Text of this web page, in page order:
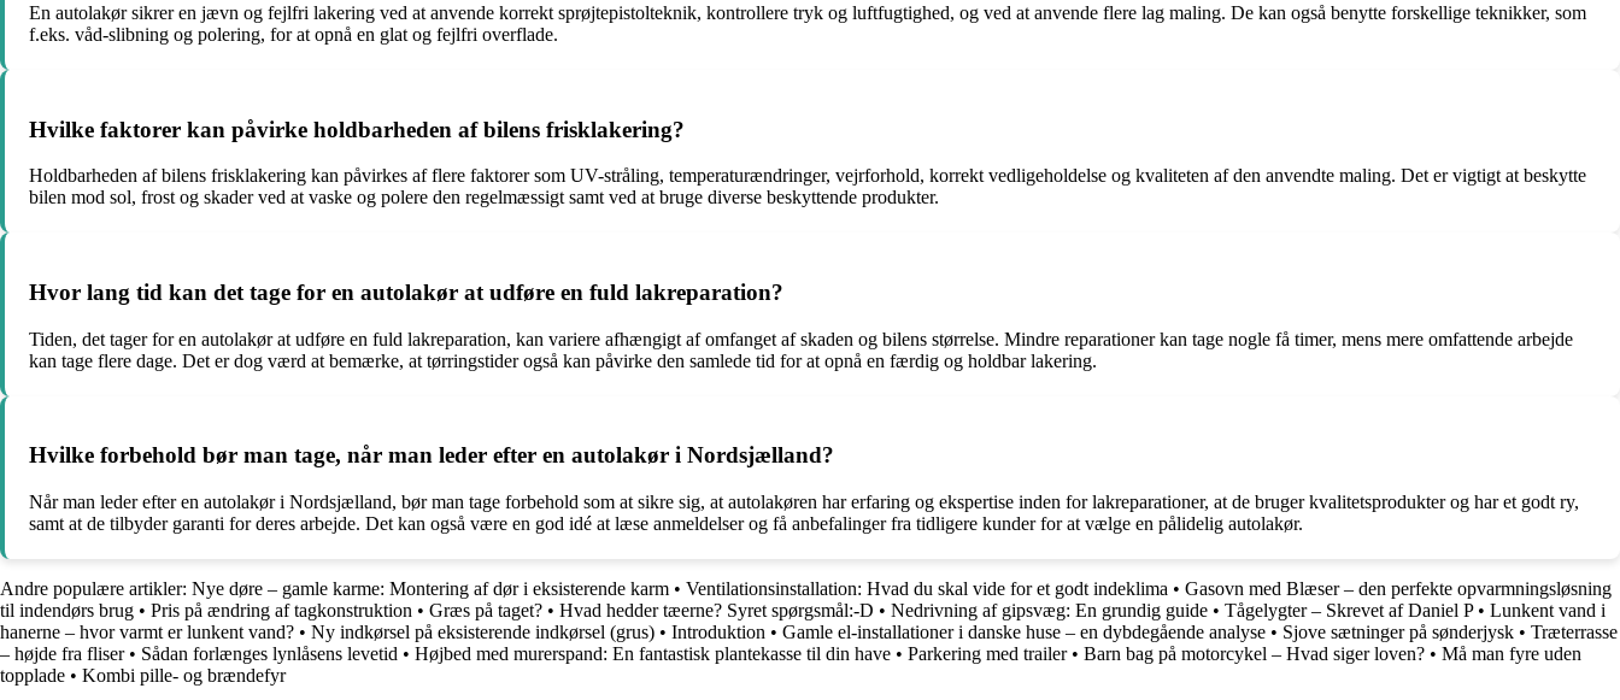
En autolakør sikrer en jævn og fejlfri lakering ved at anvende korrekt sprøjtepistolteknik, kontrollere tryk og luftfugtighed, og ved at anvende flere lag maling. De kan også benytte forskellige teknikker, som
f.eks. våd-slibning og polering, for at opnå en glat og fejlfri overflade.
Hvilke faktorer kan påvirke holdbarheden af ​​bilens frisklakering?
Holdbarheden af ​​bilens frisklakering kan påvirkes af flere faktorer som UV-stråling, temperaturændringer, vejrforhold, korrekt vedligeholdelse og kvaliteten af den anvendte maling. Det er vigtigt at beskytte
bilen mod sol, frost og skader ved at vaske og polere den regelmæssigt samt ved at bruge diverse beskyttende produkter.
Hvor lang tid kan det tage for en autolakør at udføre en fuld lakreparation?
Tiden, det tager for en autolakør at udføre en fuld lakreparation, kan variere afhængigt af omfanget af skaden og bilens størrelse. Mindre reparationer kan tage nogle få timer, mens mere omfattende arbejde
kan tage flere dage. Det er dog værd at bemærke, at tørringstider også kan påvirke den samlede tid for at opnå en færdig og holdbar lakering.
Hvilke forbehold bør man tage, når man leder efter en autolakør i Nordsjælland?
Når man leder efter en autolakør i Nordsjælland, bør man tage forbehold som at sikre sig, at autolakøren har erfaring og ekspertise inden for lakreparationer, at de bruger kvalitetsprodukter og har et godt ry,
samt at de tilbyder garanti for deres arbejde. Det kan også være en god idé at læse anmeldelser og få anbefalinger fra tidligere kunder for at vælge en pålidelig autolakør.
Andre populære artikler: Nye døre – gamle karme: Montering af dør i eksisterende karm • Ventilationsinstallation: Hvad du skal vide for et godt indeklima • Gasovn med Blæser – den perfekte opvarmningsløsning
til indendørs brug • Pris på ændring af tagkonstruktion • Græs på taget? • Hvad hedder tæerne? Syret spørgsmål:-D • Nedrivning af gipsvæg: En grundig guide • Tågelygter – Skrevet af Daniel P• Lunkent vand i
hanerne – hvor varmt er lunkent vand? • Ny indkørsel på eksisterende indkørsel (grus) • Introduktion • Gamle el-installationer i danske huse – en dybdegående analyse • Sjove sætninger på sønderjysk • Træterrasse
– højde fra fliser• Sådan forlænges lynlåsens levetid • Højbed med murerspand: En fantastisk plantekasse til din have • Parkering med trailer• Barn bag på motorcykel – Hvad siger loven? • Må man fyre uden
topplade • Kombi pille- og brændefyr